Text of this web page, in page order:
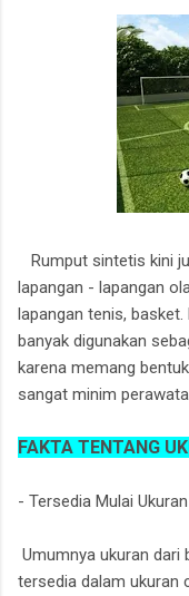
Rumput sintetis kini
lapangan - lapangan
lapangan tenis,
banyak digunakan
karena memang
sangat minim
FAKTA TENTANG
- Tersedia Mulai
Umumnya ukuran dari
tersedia dalam ukuran